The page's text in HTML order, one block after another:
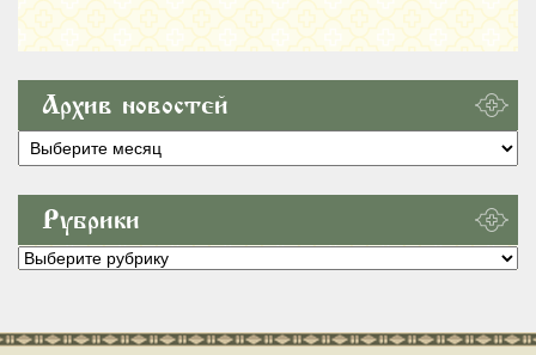
Архив новостей
Архив
новостей
Рубрики
Рубрики